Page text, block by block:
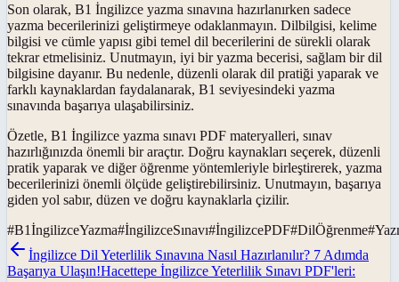
Son olarak, B1 İngilizce yazma sınavına hazırlanırken sadece
yazma becerilerinizi geliştirmeye odaklanmayın. Dilbilgisi, kelime
bilgisi ve cümle yapısı gibi temel dil becerilerini de sürekli olarak
tekrar etmelisiniz. Unutmayın, iyi bir yazma becerisi, sağlam bir dil
bilgisine dayanır. Bu nedenle, düzenli olarak dil pratiği yaparak ve
farklı kaynaklardan faydalanarak, B1 seviyesindeki yazma
sınavında başarıya ulaşabilirsiniz.
Özetle, B1 İngilizce yazma sınavı PDF materyalleri, sınav
hazırlığınızda önemli bir araçtır. Doğru kaynakları seçerek, düzenli
pratik yaparak ve diğer öğrenme yöntemleriyle birleştirerek, yazma
becerilerinizi önemli ölçüde geliştirebilirsiniz. Unutmayın, başarıya
giden yol sabır, düzen ve doğru kaynaklarla çizilir.
#B1İngilizceYazma#İngilizceSınavı#İngilizcePDF#DilÖğrenme#
İngilizce Dil Yeterlilik Sınavına Nasıl Hazırlanılır? 7 Adımda
Başarıya Ulaşın!Hacettepe İngilizce Yeterlilik Sınavı PDF'leri: